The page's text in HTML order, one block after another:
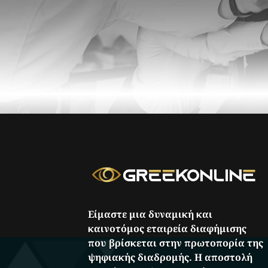
Είμαστε μια δυναμική και
καινοτόμος εταιρεία διαφήμισης
που βρίσκεται στην πρωτοπορία της
ψηφιακής διαδρομής. Η αποστολή